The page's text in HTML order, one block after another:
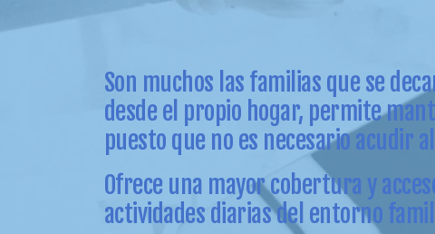
Son muchos las familias que se
desde el propio hogar, permite
puesto que no es necesario acudir
Ofrece una mayor cobertura y
actividades diarias del entorno